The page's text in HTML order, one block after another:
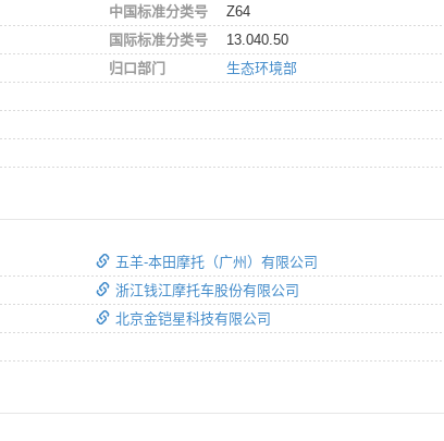
中国标准分类号
Z64
国际标准分类号
13.040.50
归口部门
生态环境部
五羊-本田摩托（广州）有限公司
浙江钱江摩托车股份有限公司
北京金铠星科技有限公司